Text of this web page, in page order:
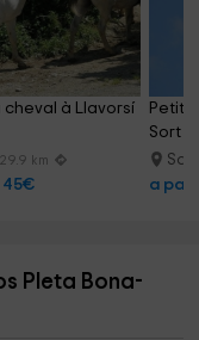
cheval à Llavorsí
29.9 km
45€
Petit
Sort
Sort
a
Pleta Bona-